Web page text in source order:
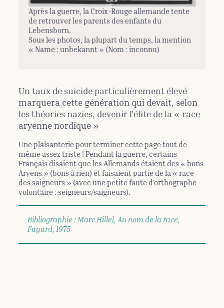
Après la guerre, la Croix-Rouge allemande tente
de retrouver les parents des enfants du
Lebensborn.
Sous les photos, la plupart du temps, la mention
« Name : unbekannt » (Nom : inconnu)
Un taux de suicide particulièrement élevé
marquera cette génération qui devait, selon
les théories nazies, devenir l’élite de la « race
aryenne nordique »
Une plaisanterie pour terminer cette page tout de
même assez triste ! Pendant la guerre, certains
Français disaient que les Allemands étaient des « bons
Aryens » (bons à rien) et faisaient partie de la « race
des saigneurs » (avec une petite faute d’orthographe
volontaire : seigneurs/saigneurs).
Bibliographie : Marc Hillel, Au nom de la race,
Fayard, 1975